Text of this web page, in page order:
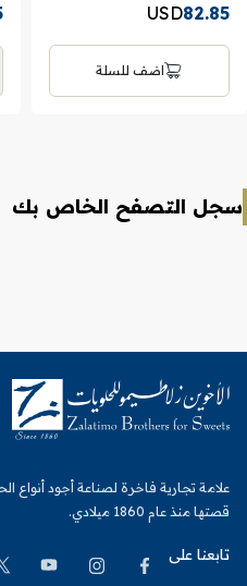
82.85
USD
اضف للسلة
سجل التصفح الخاص بك
علامة تجارية فاخرة لصناعة أجود أنواع
قصتها منذ عام 1860 ميلادي.
تابعنا على